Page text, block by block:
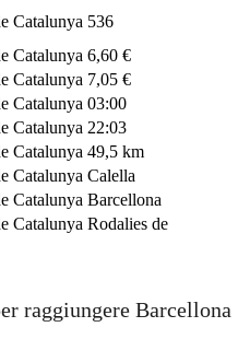
Catalunya 536
Catalunya 6,60 €
Catalunya 7,05 €
Catalunya 03:00
Catalunya 22:03
Catalunya 49,5 km
Catalunya Calella
Catalunya Barcellona
Catalunya Rodalies de
raggiungere Barcellona